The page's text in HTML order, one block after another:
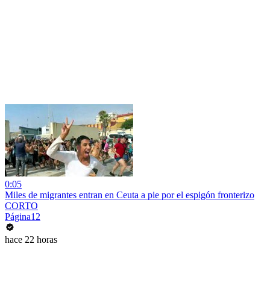
0:05
Miles de migrantes entran en Ceuta a pie por el espigón fronterizo
CORTO
Página12
hace 22 horas